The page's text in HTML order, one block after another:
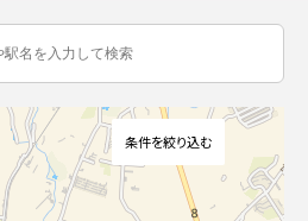
条件を絞り込む